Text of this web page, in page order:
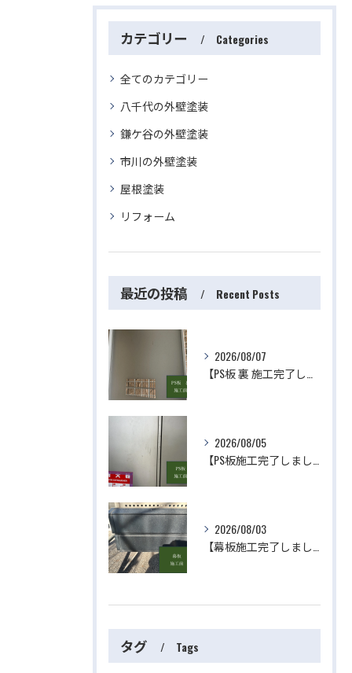
カテゴリー Categories
全てのカテゴリー
八千代の外壁塗装
鎌ケ谷の外壁塗装
市川の外壁塗装
屋根塗装
リフォーム
最近の投稿 Recent Posts
2026/08/07
2026/08/05
2026/08/03
タグ Tags